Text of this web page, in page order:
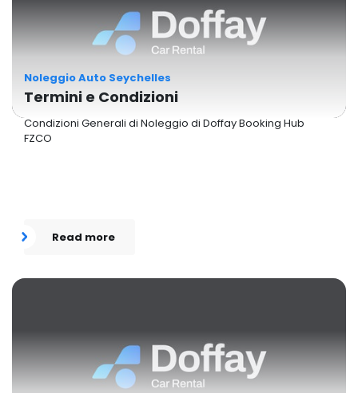
Noleggio Auto Seychelles
Termini e Condizioni
Condizioni Generali di Noleggio di Doffay Booking Hub
FZCO
Read more